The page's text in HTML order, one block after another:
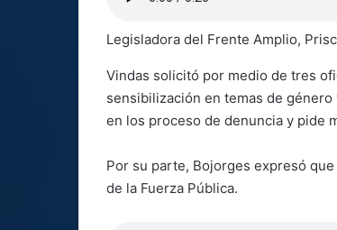
Legisladora del Frente Amplio,
Vindas solicitó por medio de tres
sensibilización en temas de
en los proceso de denuncia y pide
Por su parte, Bojorges expresó
de la Fuerza Pública.